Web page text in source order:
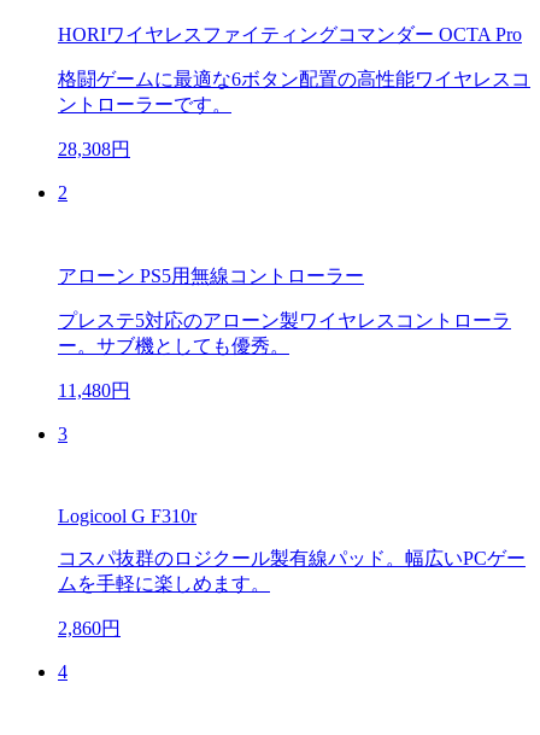
HORIワイヤレスファイティングコマンダー OCTA Pro
格闘ゲームに最適な6ボタン配置の高性能ワイヤレスコ
ントローラーです。
28,308円
2
アローン PS5用無線コントローラー
プレステ5対応のアローン製ワイヤレスコントローラ
ー。サブ機としても優秀。
11,480円
3
Logicool G F310r
コスパ抜群のロジクール製有線パッド。幅広いPCゲー
ムを手軽に楽しめます。
2,860円
4